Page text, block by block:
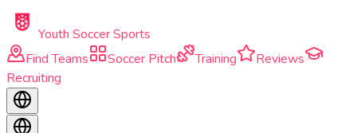
Skip to main content
Youth Soccer Sports
Find Teams
Soccer Pitch Training
Reviews
Recruiting